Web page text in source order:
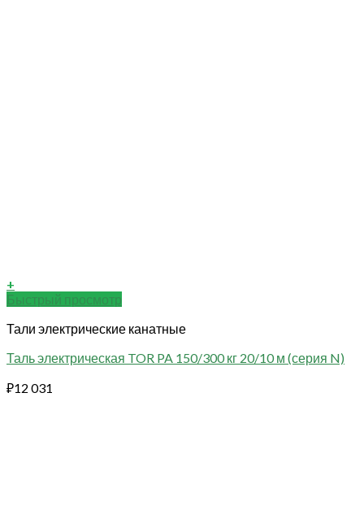
+
Быстрый просмотр
Тали электрические канатные
Таль электрическая TOR PA 150/300 кг 20/10 м (серия N)
₽12 031